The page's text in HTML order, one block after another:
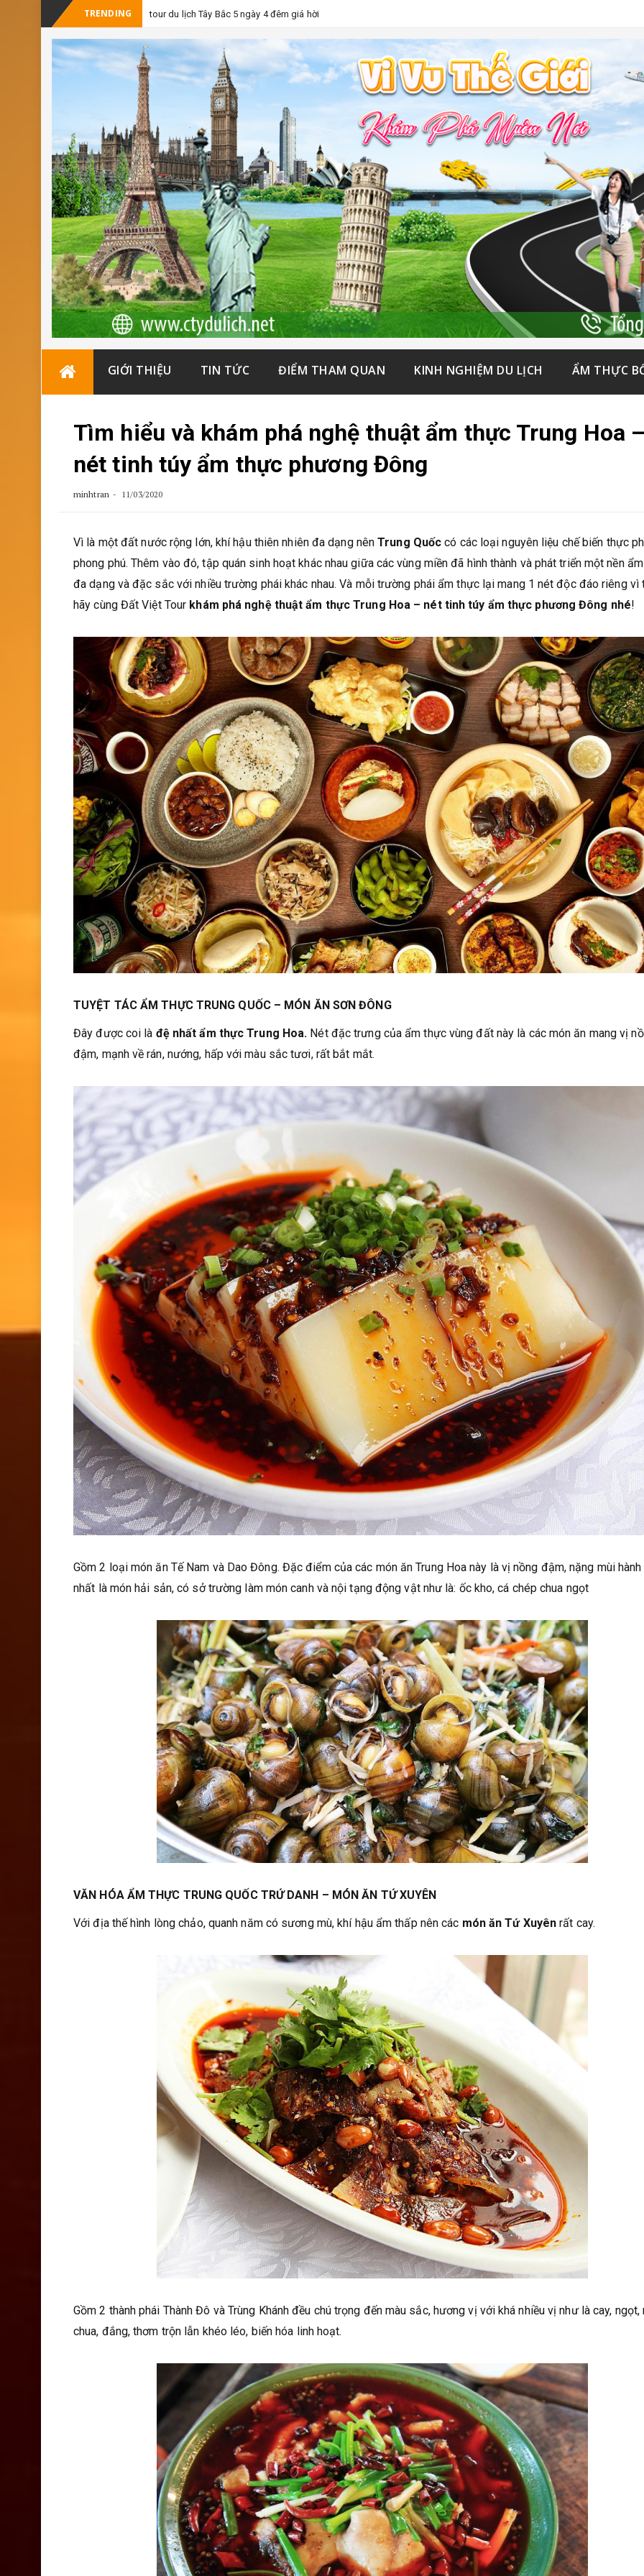
TRENDING -
GIỚI THIỆU TIN TỨC ĐIỂM THAM QUAN KINH NGHIỆM DU LỊCH ẨM THỰC
Tìm hiểu và khám phá nghệ thuật ẩm thực Trung Hoa
nét tinh túy ẩm thực phương Đông
minhtran 11/03/2020
Vì là một đất nước rộng lớn, khí hậu thiên nhiên đa dạng nênTrung Quốc có các loại nguyên liệu chế biến thực
phong phú. Thêm vào đó, tập quán sinh hoạt khác nhau giữa các vùng miền đã hình thành và phát triển một nền
đa dạng và đặc sắc với nhiều trường phái khác nhau. Và mỗi trường phái ẩm thực lại mang 1 nét độc đáo riêng vì
hãy cùng Đất Việt Tour khám phá nghệ thuật ẩm thực Trung Hoa – nét tinh túy ẩm thực phương Đông nhé!
TUYỆT TÁC ẨM THỰC TRUNG QUỐC – MÓN ĂN SƠN ĐÔNG
Đây được coi là đệ nhất ẩm thực Trung Hoa. Nét đặc trưng của ẩm thực vùng đất này là các món ăn mang vị
đậm, mạnh về rán, nướng, hấp với màu sắc tươi, rất bắt mắt.
Gồm 2 loại món ăn Tế Nam và Dao Đông. Đặc điểm của các món ăn Trung Hoa này là vị nồng đậm, nặng mùi
nhất là món hải sản, có sở trường làm món canh và nội tạng động vật như là: ốc kho, cá chép chua ngọt
VĂN HÓA ẨM THỰC TRUNG QUỐC TRỨ DANH – MÓN ĂN TỨ XUYÊN
Với địa thế hình lòng chảo, quanh năm có sương mù, khí hậu ẩm thấp nên các món ăn Tứ Xuyên rất cay.
Gồm 2 thành phái Thành Đô và Trùng Khánh đều chú trọng đến màu sắc, hương vị với khá nhiều vị như là cay, ngọt,
chua, đắng, thơm trộn lẫn khéo léo, biến hóa linh hoạt.